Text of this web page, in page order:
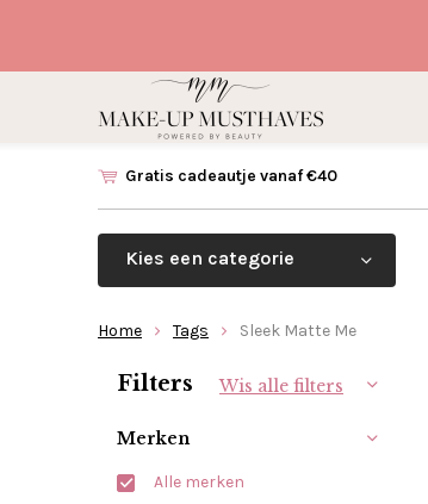
Gratis cadeautje vanaf €40
Kies een categorie
Home Tags Sleek Matte Me
Sorteren op:
Filters Wis alle filters
Merken
Alle merken